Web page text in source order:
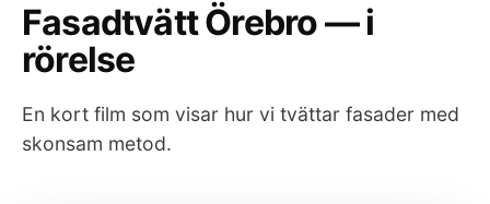
Fasadtvätt Örebro — i
rörelse
En kort film som visar hur vi tvättar fasader med
skonsam metod.